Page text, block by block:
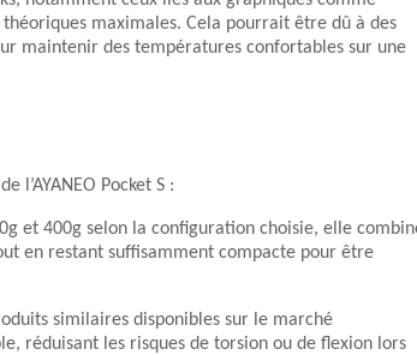
maximales. Cela pourrait être dû à des
maintenir des températures confortables sur une
Pocket S :
et 400g selon la configuration choisie, elle
en restant suffisamment compacte pour être
similaires disponibles sur le marché
réduisant les risques de torsion ou de flexion lors